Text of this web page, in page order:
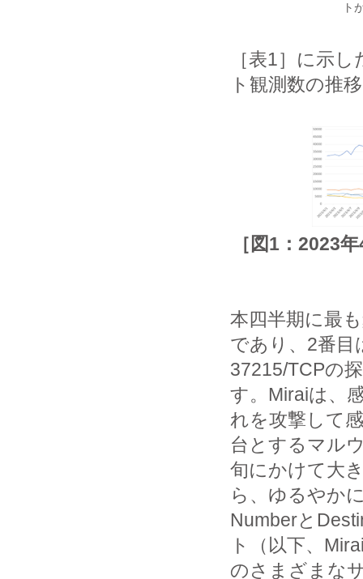
ト
［表1］に示
ト観測数の推
［図1：2023
本四半期に最
であり、2番目
37215/TCPの
す。Miraiは、
れを攻撃して
台とするマル
旬にかけて大
ら、ゆるやか
Numberと
ト（以下、
のさまざまな